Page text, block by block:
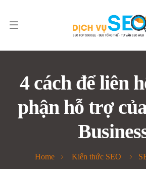
4 cách để liên
phận hỗ trợ
Home Kiến thức SEO